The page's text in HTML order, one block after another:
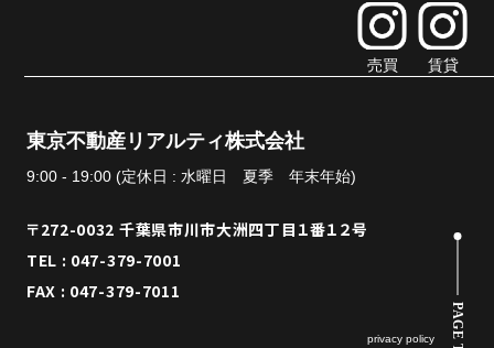
売買 賃貸
東京不動産リアルティ株式会社
9:00 - 19:00 (定休日 : 水曜日 夏季 年末年始)
〒272-0032 千葉県市川市大洲四丁目１番１２号
TEL : 047-379-7001
FAX : 047-379-7011
privacy policy